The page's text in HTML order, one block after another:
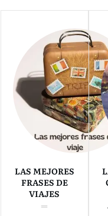
LAS MEJORES
FRASES DE
VIAJES